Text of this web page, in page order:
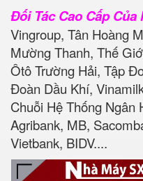
Đối Tác Cao Cấp
Vingroup, Tân Hoàng
Mường Thanh, Thế
Ôtô Trường Hải, Tập
Đoàn Dầu Khí,
Chuỗi Hệ Thống Ngân
Agribank, MB,
Vietbank, BIDV....